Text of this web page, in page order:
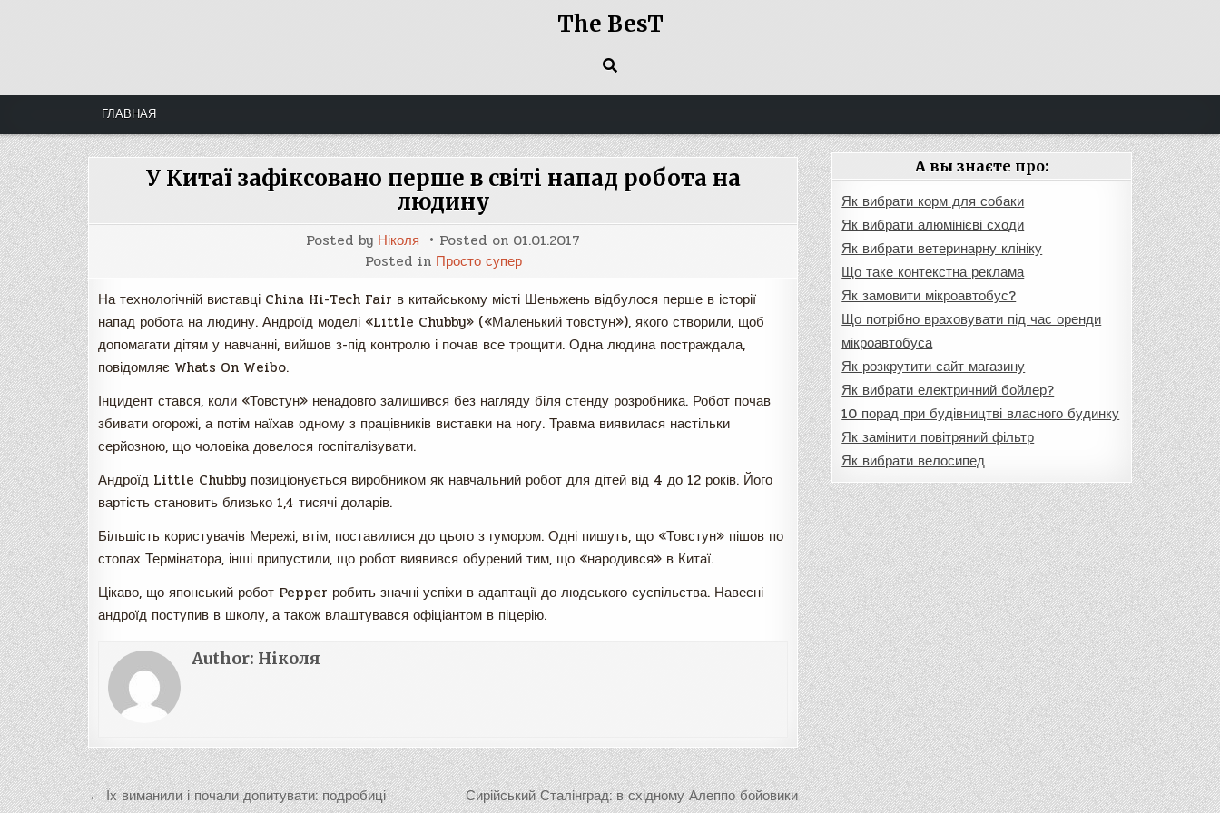
The BesT
ГЛАВНАЯ
У Китаї зафіксовано перше в світі напад робота на
людину
Posted by Ніколя Posted on 01.01.2017
Posted in Просто супер
На технологічній виставці China Hi-Tech Fair в китайському місті Шеньжень відбулося перше в історії
напад робота на людину. Андроїд моделі «Little Chubby» («Маленький товстун»), якого створили, щоб
допомагати дітям у навчанні, вийшов з-під контролю і почав все трощити. Одна людина постраждала,
повідомляє Whats On Weibo.
Інцидент стався, коли «Товстун» ненадовго залишився без нагляду біля стенду розробника. Робот почав
збивати огорожі, а потім наїхав одному з працівників виставки на ногу. Травма виявилася настільки
серйозною, що чоловіка довелося госпіталізувати.
Андроїд Little Chubby позиціонується виробником як навчальний робот для дітей від 4 до 12 років. Його
вартість становить близько 1,4 тисячі доларів.
Більшість користувачів Мережі, втім, поставилися до цього з гумором. Одні пишуть, що «Товстун» пішов по
стопах Термінатора, інші припустили, що робот виявився обурений тим, що «народився» в Китаї.
Цікаво, що японський робот Pepper робить значні успіхи в адаптації до людського суспільства. Навесні
андроїд поступив в школу, а також влаштувався офіціантом в піцерію.
Author: Ніколя
Навигация
Сирійський Сталінград: в східному Алеппо бойовики
← Їх виманили і почали допитувати: подробиці
А вы знаєте про:
Як вибрати корм для собаки
Як вибрати алюмінієві сходи
Як вибрати ветеринарну клініку
Що таке контекстна реклама
Як замовити мікроавтобус?
Що потрібно враховувати під час оренди
мікроавтобуса
Як розкрутити сайт магазину
Як вибрати електричний бойлер?
10 порад при будівництві власного будинку
Як замінити повітряний фільтр
Як вибрати велосипед